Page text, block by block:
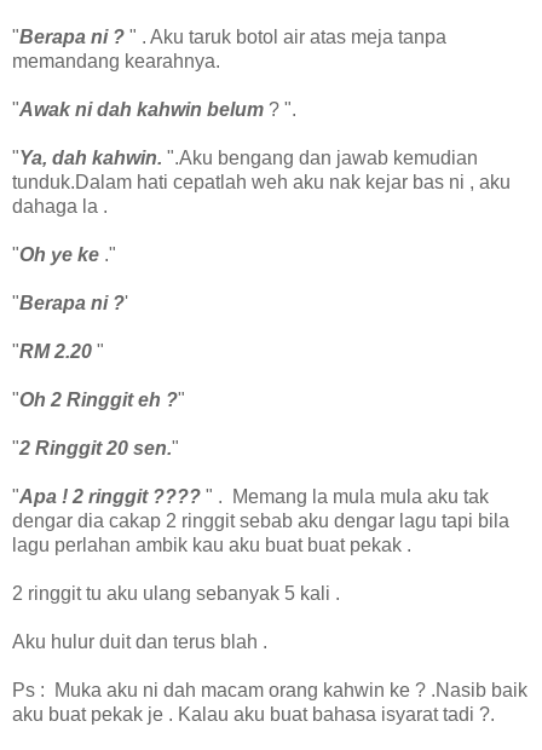
"Berapa ni ? " . Aku taruk botol air atas meja tanpa
memandang kearahnya.
"Awak ni dah kahwin belum ? ".
"Ya, dah kahwin. ".Aku bengang dan jawab kemudian
tunduk.Dalam hati cepatlah weh aku nak kejar bas ni , aku
dahaga la .
"Oh ye ke ."
"Berapa ni ?'
"RM 2.20 "
"Oh 2 Ringgit eh ?"
"2 Ringgit 20 sen."
"Apa ! 2 ringgit ???? " . Memang la mula mula aku tak
dengar dia cakap 2 ringgit sebab aku dengar lagu tapi bila
lagu perlahan ambik kau aku buat buat pekak .
2 ringgit tu aku ulang sebanyak 5 kali .
Aku hulur duit dan terus blah .
Ps : Muka aku ni dah macam orang kahwin ke ? .Nasib baik
aku buat pekak je . Kalau aku buat bahasa isyarat tadi ?.